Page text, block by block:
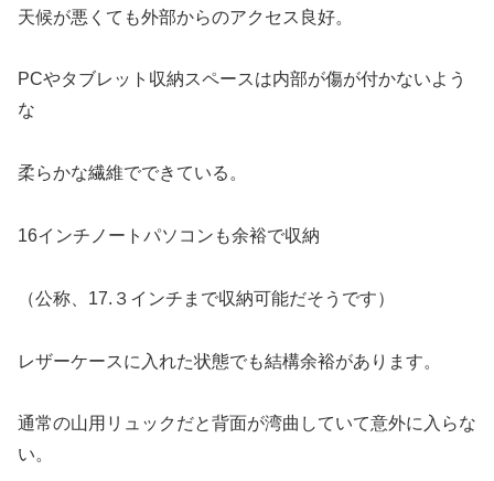
天候が悪くても外部からのアクセス良好。
PCやタブレット収納スペースは内部が傷が付かないよう
な
柔らかな繊維でできている。
16インチノートパソコンも余裕で収納
（公称、17.３インチまで収納可能だそうです）
レザーケースに入れた状態でも結構余裕があります。
通常の山用リュックだと背面が湾曲していて意外に入らな
い。